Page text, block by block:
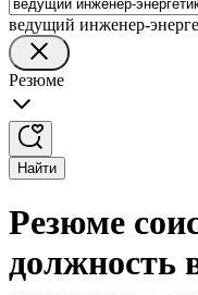
ведущий инженер-
Резюме
Найти
Резюме
должность